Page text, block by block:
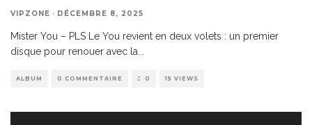
VIPZONE · DÉCEMBRE 8, 2025
Mister You – PLS Le You revient en deux volets : un premier
disque pour renouer avec la...
ALBUM 0 COMMENTAIRE 0 15 VIEWS